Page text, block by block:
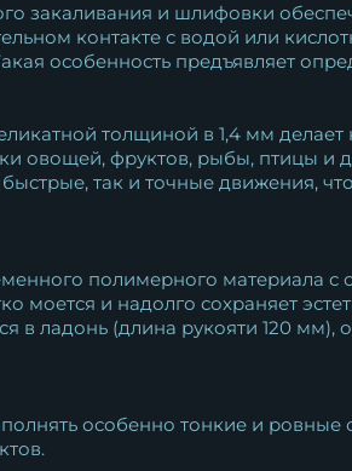
закаливания и шлифовки
контакте с водой или
особенность предъявляет
толщиной в 1,4 мм
овощей, фруктов, рыбы, птицы и
так и точные движения,
полимерного материала с
моется и надолго сохраняет
в ладонь (длина рукояти 120
особенно тонкие и